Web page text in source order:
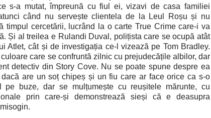
s-a mutat, împreună cu fiul ei, vizavi de casa familiei
când nu servește clientela de la Leul Roșu și nu
timpul cercetării, lucrând la o carte True Crime care-i va
Și al treilea e Rulandi Duval, polițista care se ocupă atât
Atlet, cât și de investigația ce-l vizează pe Tom Bradley.
care se confruntă zilnic cu prejudecățile albilor, dar
detectiv din Story Cove. Nu se poate spune despre ea
are un soț chipeș și un fiu care ar face orice ca s-o
pe buze, dar se mulțumește cu reușitele mărunte, cu
prin care-și demonstrează sieși că e deasupra